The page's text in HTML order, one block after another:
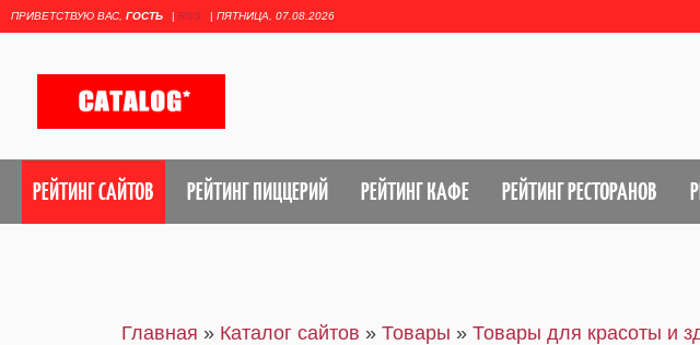
ПРИВЕТСТВУЮ ВАС ГОСТЬ | RSS | ПЯТНИЦА, 07.08.2026
РЕЙТИНГ САЙТОВ РЕЙТИНГ ПИЦЦЕРИЙ РЕЙТИНГ КАФЕ РЕЙТИНГ РЕСТОРАНОВ
Главная » Каталог сайтов » Товары » Товары для красоты и